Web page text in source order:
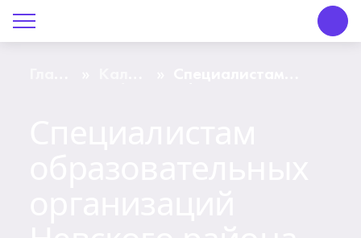
О Центре «КОНТАКТ»